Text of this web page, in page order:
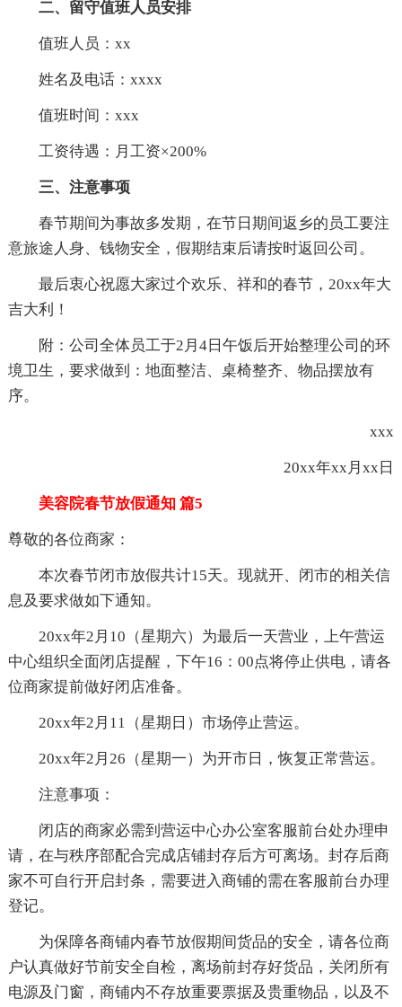
二、留守值班人员安排
值班人员：xx
姓名及电话：xxxx
值班时间：xxx
工资待遇：月工资×200%
三、注意事项
春节期间为事故多发期，在节日期间返乡的员工要注
意旅途人身、钱物安全，假期结束后请按时返回公司。
最后衷心祝愿大家过个欢乐、祥和的春节，20xx年大
吉大利！
附：公司全体员工于2月4日午饭后开始整理公司的环
境卫生，要求做到：地面整洁、桌椅整齐、物品摆放有
序。
xxx
20xx年xx月xx日
美容院春节放假通知 篇5
尊敬的各位商家：
本次春节闭市放假共计15天。现就开、闭市的相关信
息及要求做如下通知。
20xx年2月10（星期六）为最后一天营业，上午营运
中心组织全面闭店提醒，下午16：00点将停止供电，请各
位商家提前做好闭店准备。
20xx年2月11（星期日）市场停止营运。
20xx年2月26（星期一）为开市日，恢复正常营运。
注意事项：
闭店的商家必需到营运中心办公室客服前台处办理申
请，在与秩序部配合完成店铺封存后方可离场。封存后商
家不可自行开启封条，需要进入商铺的需在客服前台办理
登记。
为保障各商铺内春节放假期间货品的安全，请各位商
户认真做好节前安全自检，离场前封存好货品，关闭所有
电源及门窗，商铺内不存放重要票据及贵重物品，以及不